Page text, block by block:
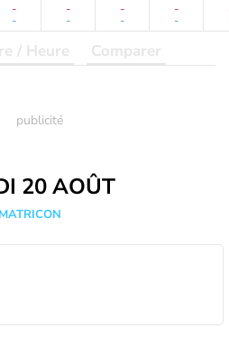
-
-
-
-
-
-
-
-
/ Heure Comparer
20 AOÛT